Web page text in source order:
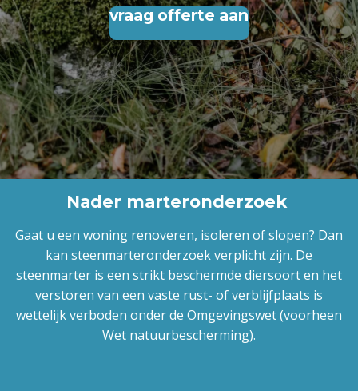
vraag offerte aan
Nader marteronderzoek
Gaat u een woning renoveren, isoleren of slopen? Dan
kan steenmarteronderzoek verplicht zijn. De
steenmarter is een strikt beschermde diersoort en het
verstoren van een vaste rust- of verblijfplaats is
wettelijk verboden onder de Omgevingswet (voorheen
Wet natuurbescherming).